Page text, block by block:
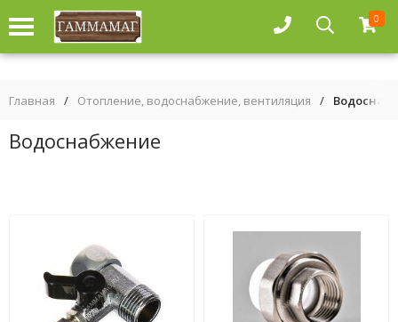
0
Главная / Отопление, водоснабжение, вентиляция /
Водоснабжение